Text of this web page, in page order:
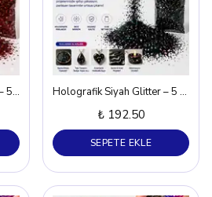
Holografik Bordo Glitter – 5 gr Holografik Siyah Glitter – 5 gr
₺ 192.50
SEPETE EKLE